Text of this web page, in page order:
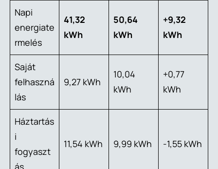
Napi
energiate
rmelés
41,32
kWh
50,64
kWh
+9,32
kWh
Saját
felhaszná
lás
9,27 kWh
10,04
kWh
+0,77
kWh
Háztartás
i
fogyaszt
ás
11,54 kWh 9,99 kWh -1,55 kWh